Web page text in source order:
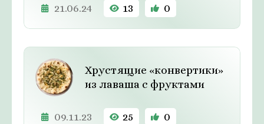
21.06.24 13 0
Хрустящие «конвертики»
из лаваша с фруктами
09.11.23 25 0